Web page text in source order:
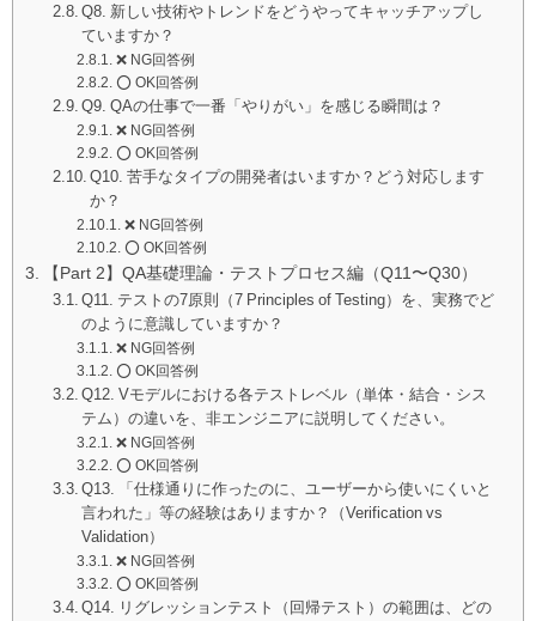
Q8. 新しい技術やトレンドをどうやってキャッチアップし
ていますか？
❌ NG回答例
⭕️ OK回答例
Q9. QAの仕事で一番「やりがい」を感じる瞬間は？
❌ NG回答例
⭕️ OK回答例
Q10. 苦手なタイプの開発者はいますか？どう対応します
か？
❌ NG回答例
⭕️ OK回答例
【Part 2】QA基礎理論・テストプロセス編（Q11〜Q30）
Q11. テストの7原則（7 Principles of Testing）を、実務でど
のように意識していますか？
❌ NG回答例
⭕️ OK回答例
Q12. Vモデルにおける各テストレベル（単体・結合・シス
テム）の違いを、非エンジニアに説明してください。
❌ NG回答例
⭕️ OK回答例
Q13. 「仕様通りに作ったのに、ユーザーから使いにくいと
言われた」等の経験はありますか？（Verification vs
Validation）
❌ NG回答例
⭕️ OK回答例
Q14. リグレッションテスト（回帰テスト）の範囲は、どの